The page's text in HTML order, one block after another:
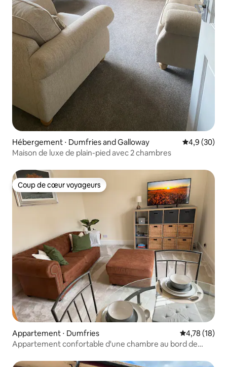
Hébergement ⋅ Dumfries and Galloway Évaluation
4,9 (30)
Maison de luxe de plain-pied avec 2 chambres
Coup de cœur voyageurs
Coup de cœur voyageurs
Appartement ⋅ Dumfries Évaluation
4,78 (18)
Appartement confortable d'une chambre au bord de